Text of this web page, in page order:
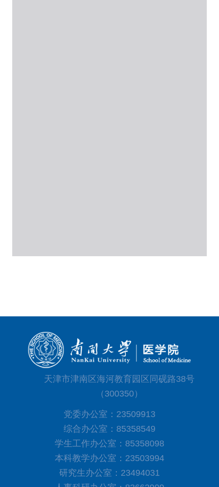
天津市津南区海河教育园区同砚路38号
（300350）
党委办公室：23509913
综合办公室：85358549
学生工作办公室：85358098
本科教学办公室：23503994
研究生办公室：23494031